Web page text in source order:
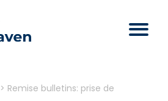
> Remise bulletins: prise de